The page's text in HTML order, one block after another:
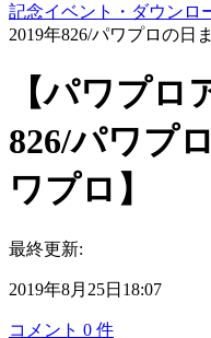
記念イベント・ダウンロ
2019年826/パワプロの日
【パワプロ
826/パワプ
ワプロ】
最終更新:
2019年8月25日18:07
コメント 0 件